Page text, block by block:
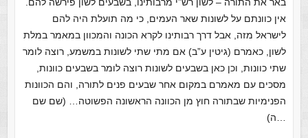
אין כוונתם על לשונות שאר העמים, כי מה תועלת היה להם
לישראל מזה, אבל דרך רבותינו לקרא הכונה והמכוון במאמר במלת
לשון, כאמרם (גיטין ע”ב) אם מתי שתי לשונות במשמע, רוצה לומר
שתי כוונות, וכן כאן בשבעים לשונות רוצה לומר בשבעים כוונות,
מסכים עם מאמרם במקום אחר שבעים פנים לתורה, והם הכוונות
הפנימיות שבתורה חוץ מן הכוונה הראשונה הפשוטה… (שם שם